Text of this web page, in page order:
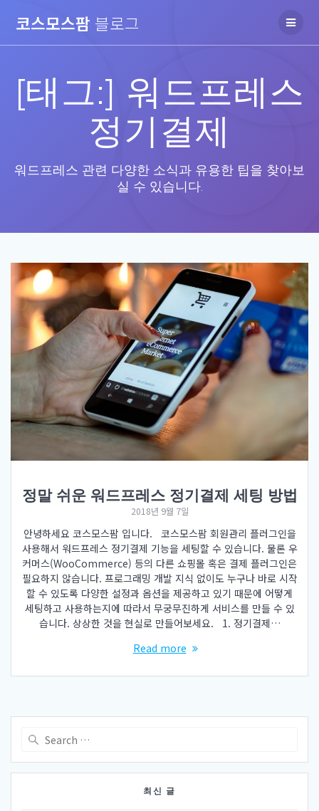
코스모스팜 블로그
[태그:] 워드프레스
정기결제
워드프레스 관련 다양한 소식과 유용한 팁을 찾아보
실 수 있습니다.
정말 쉬운 워드프레스 정기결제 세팅 방법
2018년 9월 7일
안녕하세요 코스모스팜 입니다. 코스모스팜 회원관리 플러그인을
사용해서 워드프레스 정기결제 기능을 세팅할 수 있습니다. 물론 우
커머스(WooCommerce) 등의 다른 쇼핑몰 혹은 결제 플러그인은
필요하지 않습니다. 프로그래밍 개발 지식 없이도 누구나 바로 시작
할 수 있도록 다양한 설정과 옵션을 제공하고 있기 때문에 어떻게
세팅하고 사용하는지에 따라서 무궁무진하게 서비스를 만들 수 있
습니다. 상상한 것을 현실로 만들어보세요. 1. 정기결제…
Read more
최신 글